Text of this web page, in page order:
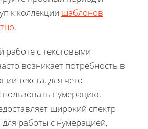
к коллекции шаблонов
.
работе с текстовыми
возникает потребность в
текста, для чего
нумерацию.
широкий спектр
работы с нумерацией,